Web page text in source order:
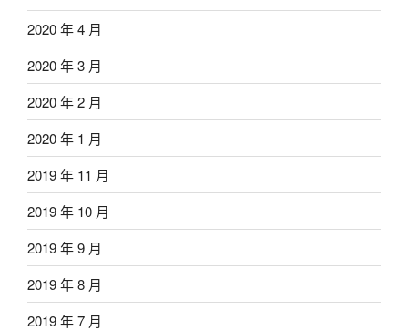
2020 年 4 月
2020 年 3 月
2020 年 2 月
2020 年 1 月
2019 年 11 月
2019 年 10 月
2019 年 9 月
2019 年 8 月
2019 年 7 月